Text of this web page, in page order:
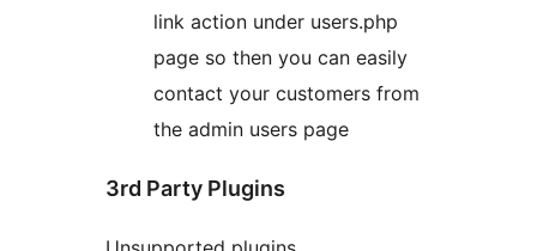
link action under users.php
page so then you can easily
contact your customers from
the admin users page
3rd Party Plugins